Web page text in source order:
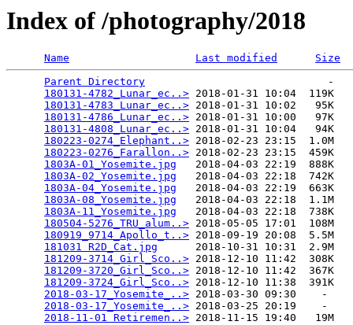
Index of /photography/2018
Name Last modified
Size
Parent Directory
                             -
180131-4782_Lunar_ec..> 2018-01-31 10:04  119K
180131-4783_Lunar_ec..> 2018-01-31 10:02   95K
180131-4786_Lunar_ec..> 2018-01-31 10:00   97K
180131-4808_Lunar_ec..> 2018-01-31 10:04   94K
180223-0274_Elephant..> 2018-02-23 23:15  1.0M
180223-0276_Farallon..> 2018-02-23 23:15  459K
1803A-01_Yosemite.jpg
   2018-04-03 22:19  888K
1803A-02_Yosemite.jpg
   2018-04-03 22:18  742K
1803A-04_Yosemite.jpg
   2018-04-03 22:19  663K
1803A-08_Yosemite.jpg
   2018-04-03 22:18  1.1M
1803A-11_Yosemite.jpg
   2018-04-03 22:18  738K
180504-5276_TRU_alum..> 2018-05-05 17:01  108M
180919_9714_Apollo_t..> 2018-09-19 20:08  5.5M
181031 R2D_Cat.jpg
      2018-10-31 10:31  2.9M
181209-3714_Girl_Sco..> 2018-12-10 11:42  308K
181209-3720_Girl_Sco..> 2018-12-10 11:42  367K
181209-3724_Girl_Sco..> 2018-12-10 11:38  391K
2018-03-17_Yosemite_..> 2018-03-30 09:30    -
2018-03-17_Yosemite_..> 2018-03-25 20:19    -
2018-11-01 Retiremen..>